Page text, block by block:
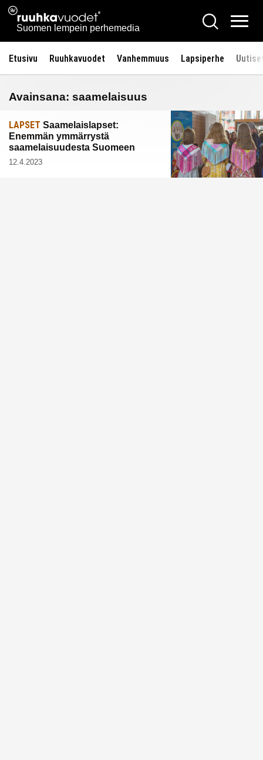
Siirry
sisältöön
Ruuhkavuodet.fi
Suomen lempein perhemedia
Hae
Etusivu Ruuhkavuodet Vanhemmuus Lapsiperhe
Avainsana: saamelaisuus
LAPSET Saamelaislapset:
Enemmän ymmärrystä
saamelaisuudesta Suomeen
12.4.2023